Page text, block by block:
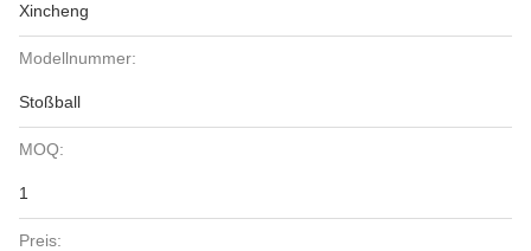
Xincheng
Modellnummer:
Stoßball
MOQ:
1
Preis: